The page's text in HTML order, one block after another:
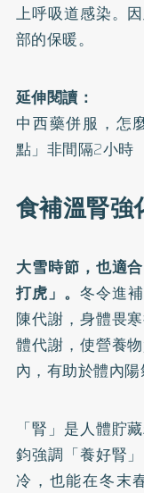
上呼吸道感染。
部的保暖。
延伸閱讀：
中西藥併服，怎
點」非間隔2小時
食補溫腎強
大雪時節，也適
打虎」。 冬令進
陳代謝，身體畏
體代謝，使營養
內，有助於體內陽
「腎」是人體貯
鈞強調「養好腎
冷，也能在冬末